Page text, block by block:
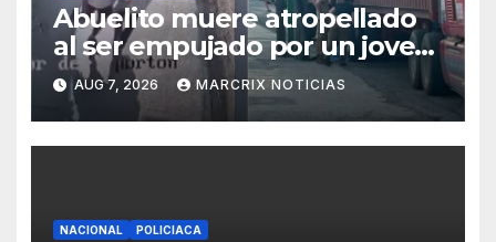
Abuelito muere atropellado
al ser empujado por un joven
en Monterrey
AUG 7, 2026 MARCRIX NOTICIAS
NACIONAL POLICIACA